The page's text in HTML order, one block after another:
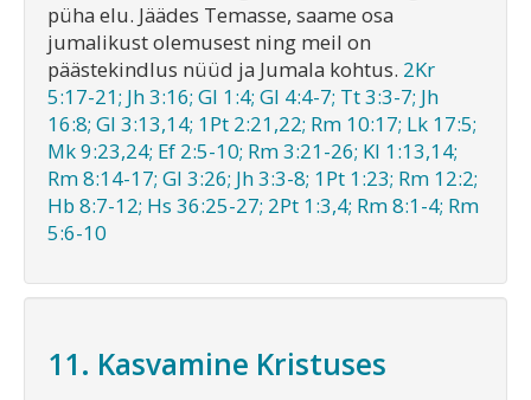
püha elu. Jäädes Temasse, saame osa
jumalikust olemusest ning meil on
päästekindlus nüüd ja Jumala kohtus. 2Kr
5:17-21; Jh 3:16; Gl 1:4; Gl 4:4-7; Tt 3:3-7; Jh
16:8; Gl 3:13,14; 1Pt 2:21,22; Rm 10:17; Lk 17:5;
Mk 9:23,24; Ef 2:5-10; Rm 3:21-26; Kl 1:13,14;
Rm 8:14-17; Gl 3:26; Jh 3:3-8; 1Pt 1:23; Rm 12:2;
Hb 8:7-12; Hs 36:25-27; 2Pt 1:3,4; Rm 8:1-4; Rm
5:6-10
11. Kasvamine Kristuses